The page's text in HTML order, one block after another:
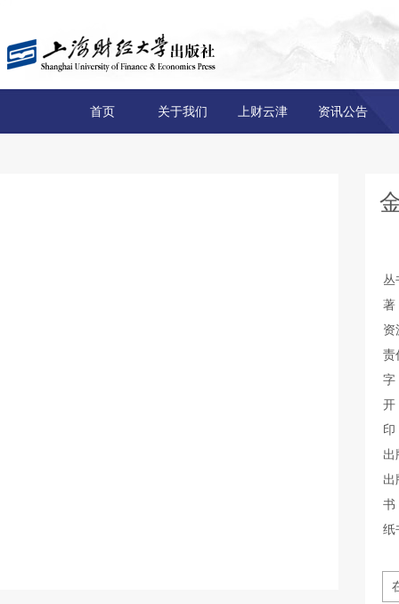
首页 关于我们 上财云津 资讯公告
丛
著
资
责
出
出
纸